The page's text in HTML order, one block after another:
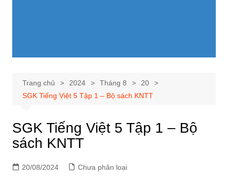
Trang chủ 2024 Tháng 8
20
SGK Tiếng Việt 5 Tập 1 – Bộ sách KNTT
SGK Tiếng Việt 5 Tập 1 – Bộ
sách KNTT
20/08/2024 Chưa phân loại